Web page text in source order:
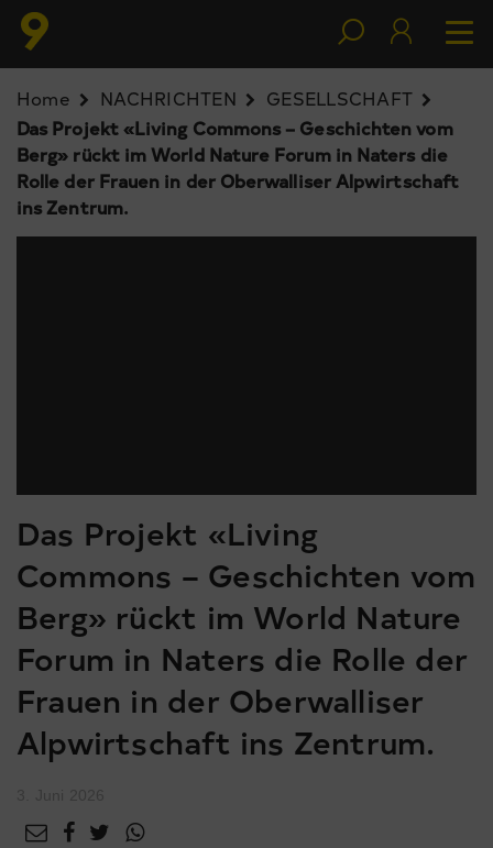
Home NACHRICHTEN
GESELLSCHAFT
Das Projekt «Living Commons – Geschichten vom
Berg» rückt im World Nature Forum in Naters die
Rolle der Frauen in der Oberwalliser Alpwirtschaft
ins Zentrum.
Das Projekt «Living
Commons – Geschichten vom
Berg» rückt im World Nature
Forum in Naters die Rolle der
Frauen in der Oberwalliser
Alpwirtschaft ins Zentrum.